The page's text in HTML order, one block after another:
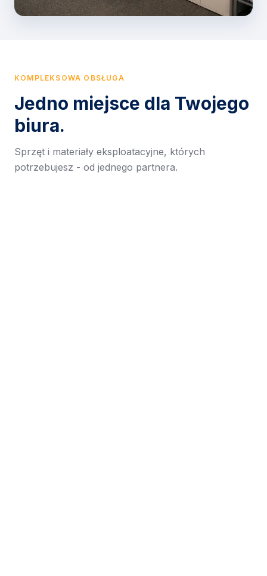
KOMPLEKSOWA OBSŁUGA
Jedno miejsce dla Twojego
biura.
Sprzęt i materiały eksploatacyjne, których
potrzebujesz - od jednego partnera.